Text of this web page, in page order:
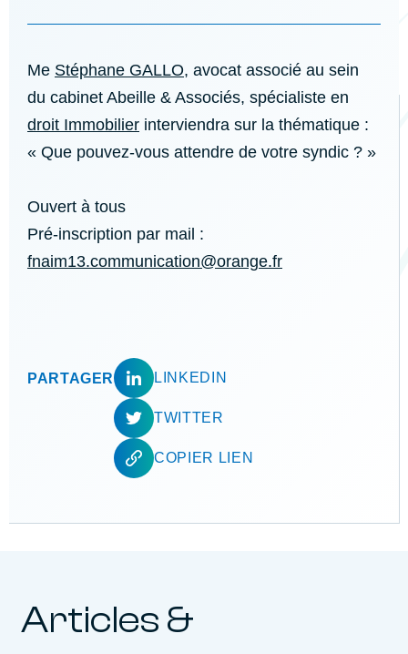
Me Stéphane GALLO, avocat associé au sein
du cabinet Abeille & Associés, spécialiste en
droit Immobilier interviendra sur la thématique :
« Que pouvez-vous attendre de votre syndic ? »
Ouvert à tous
Pré-inscription par mail :
fnaim13.communication@orange.fr
PARTAGER LINKEDIN
TWITTER
COPIER LIEN
Articles &